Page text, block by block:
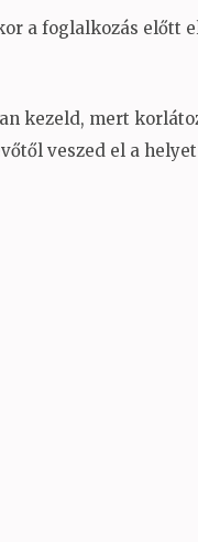
a foglalkozás előtt
kezeld, mert
veszed el a